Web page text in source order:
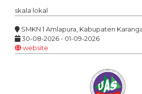
skala lokal
SMKN 1 Amlapura, Kabupaten
30-08-2026 - 01-09-2026
website